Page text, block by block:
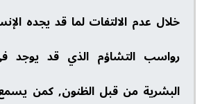
خلال عدم الالتفات لما قد يجده
رواسب التشاؤم الذي قد
البشرية من قبل الظنون, كمن